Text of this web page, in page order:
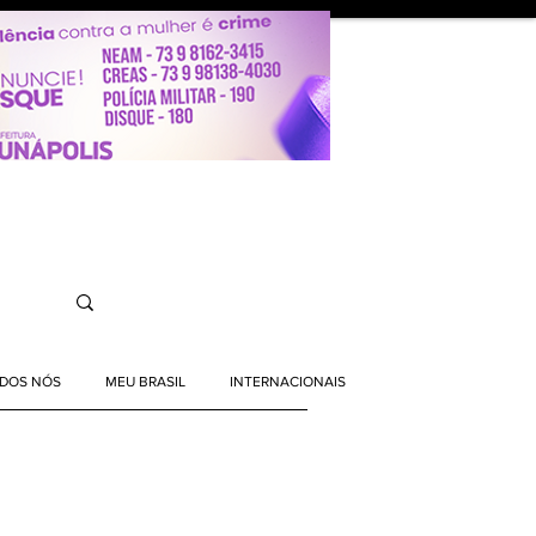
NÓS MEU BRASIL INTERNACIONAIS